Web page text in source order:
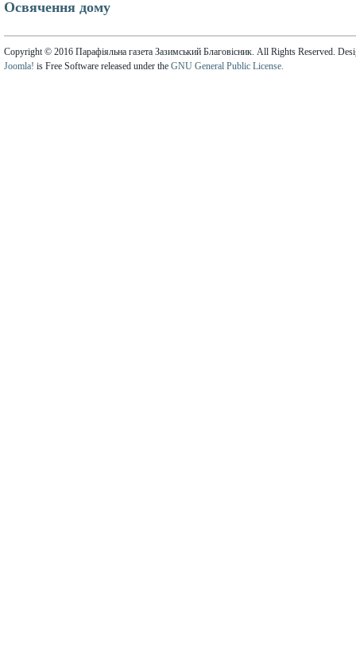
Освячення дому
Copyright © 2016 Парафіяльна газета Зазимський Благовісник. All Rights Reserved.
Joomla! is Free Software released under the GNU General Public License.